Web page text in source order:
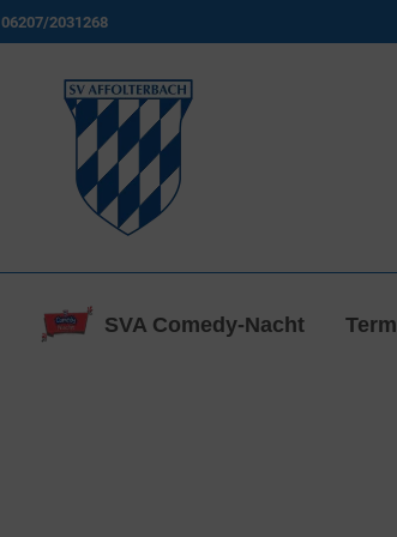
06207/2031268
SVA Comedy-Nacht